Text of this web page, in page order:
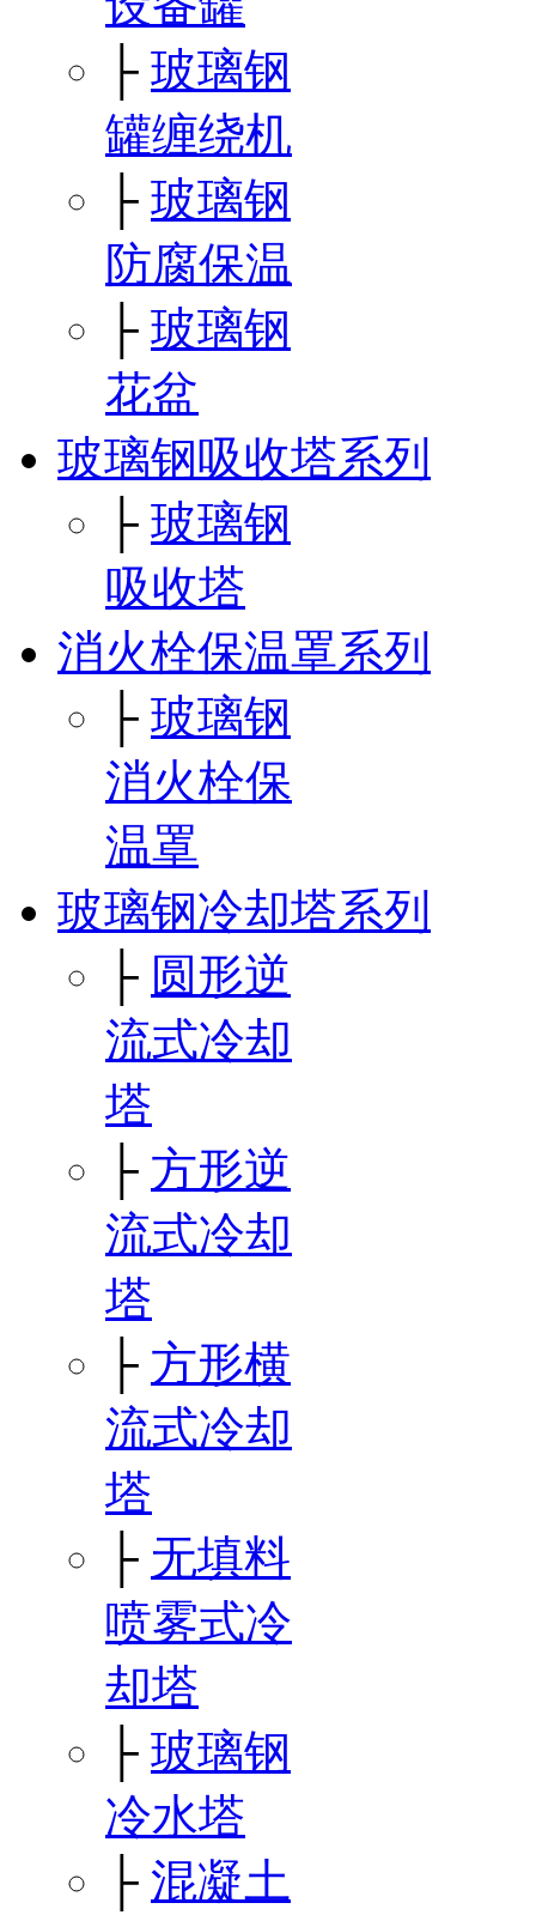
├ 玻璃钢
罐缠绕机
├ 玻璃钢
防腐保温
├ 玻璃钢
花盆
玻璃钢吸收塔系列
├ 玻璃钢
吸收塔
消火栓保温罩系列
├ 玻璃钢
消火栓保
温罩
玻璃钢冷却塔系列
├ 圆形逆
流式冷却
塔
├ 方形逆
流式冷却
塔
├ 方形横
流式冷却
塔
├ 无填料
喷雾式冷
却塔
├ 玻璃钢
冷水塔
├ 混凝土